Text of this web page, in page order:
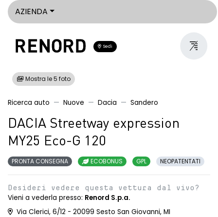
AZIENDA
Sedi
Mostra le 5 foto
Ricerca auto Nuove Dacia Sandero
DACIA Streetway expression
MY25 Eco-G 120
PRONTA CONSEGNA ECOBONUS GPL NEOPATENTATI
Desideri vedere questa vettura dal vivo?
Vieni a vederla presso: Renord S.p.a.
Via Clerici, 6/12 - 20099 Sesto San Giovanni, MI